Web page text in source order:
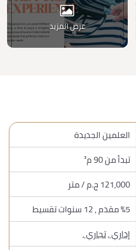
عرض المزيد
العلمين الجديدة
تبدأ من 90 م²
121,000 ج.م / متر
%5 مقدم , 12 سنوات تقسيط
إداري,تجاري,